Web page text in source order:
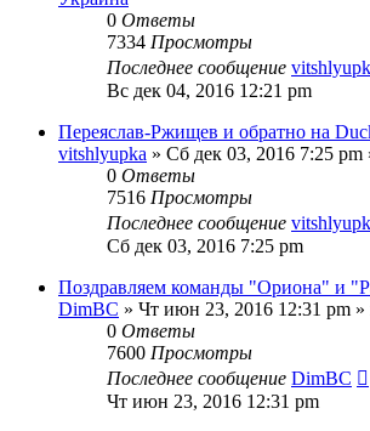
0 Ответы
7334 Просмотры
Последнее сообщение
Вс дек 04, 2016 12:21 pm
Переяслав-Ржищев и обратно на
vitshlyupka » Сб дек 03, 2016 7:25
0 Ответы
7516 Просмотры
Последнее сообщение
Сб дек 03, 2016 7:25 pm
Поздравляем команды "Ориона" и
DimBC » Чт июн 23, 2016 12:31 pm
0 Ответы
7600 Просмотры
Последнее сообщение DimBC
Чт июн 23, 2016 12:31 pm